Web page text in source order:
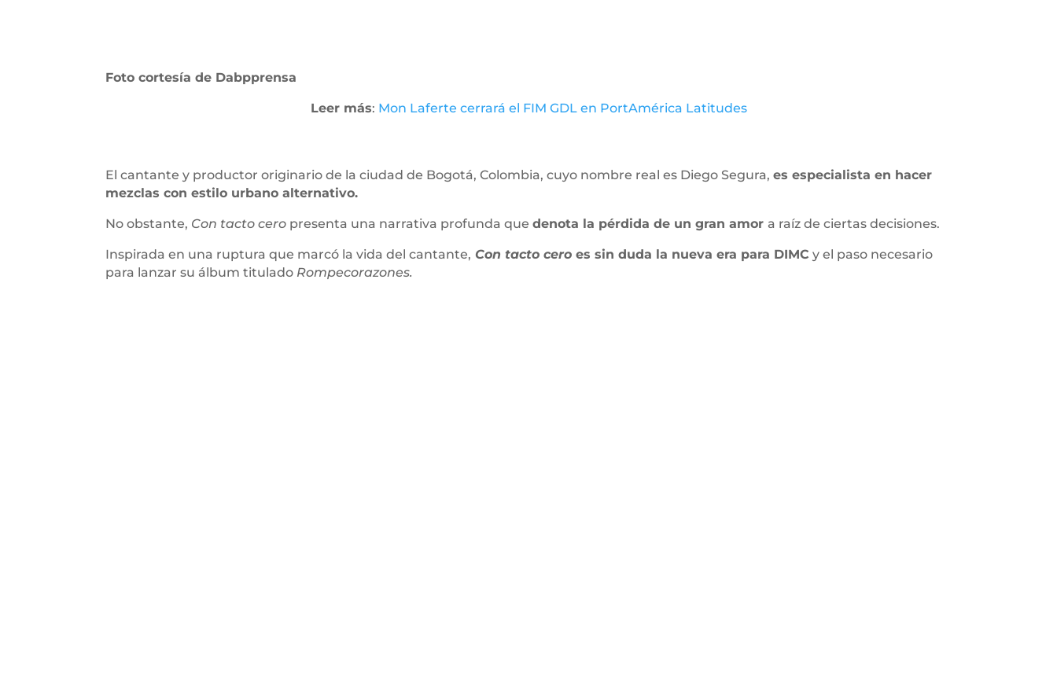
Foto cortesía de Dabpprensa
Leer más: Mon Laferte cerrará el FIM GDL en PortAmérica Latitudes
El cantante y productor originario de la ciudad de Bogotá, Colombia, cuyo nombre real es Diego Segura,es especialista en hacer
mezclas con estilo urbano alternativo.
No obstante, Con tacto cero presenta una narrativa profunda quedenota la pérdida de un gran amora raíz de ciertas decisiones.
Inspirada en una ruptura que marcó la vida del cantante, Con tacto cero es sin duda la nueva era para DIMC y el paso necesario
para lanzar su álbum titulado Rompecorazones.